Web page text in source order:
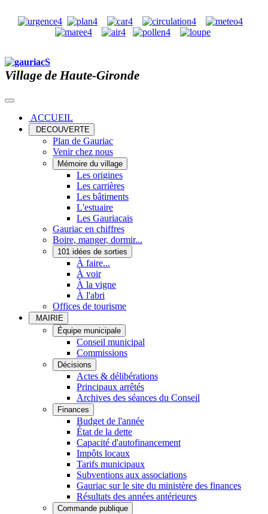
Village de Haute-Gironde
ACCUEIL
DECOUVERTE
Plan de Gauriac
Venir chez nous
Mémoire du village
Les origines
Les carrières
Les bâtiments
L'estuaire
Les Gauriacais
Gauriac en chiffres
Boire, manger, dormir...
101 idées de sorties
À faire...
À voir
À la vigne
À l'abri
Offices de tourisme
MAIRIE
Équipe municipale
Conseil municipal
Commissions
Décisions
Actes & délibérations
Principaux arrêtés
Archives des séances du Conseil
Finances
Budget de l'année
État de la dette
Capacité d'autofinancement
Impôts locaux
Tarifs municipaux
Subventions aux associations
Gauriac sur le site du ministère des finances
Résultats des années antérieures
Commande publique